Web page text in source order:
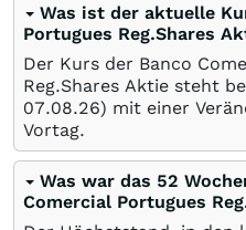
Was ist der aktuelle
Portugues Reg.Shares
Der Kurs der Banco
Reg.Shares Aktie steht
07.08.26) mit einer
Vortag.
Was war das 52
Comercial Portugues